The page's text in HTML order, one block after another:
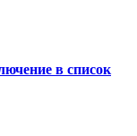
в список